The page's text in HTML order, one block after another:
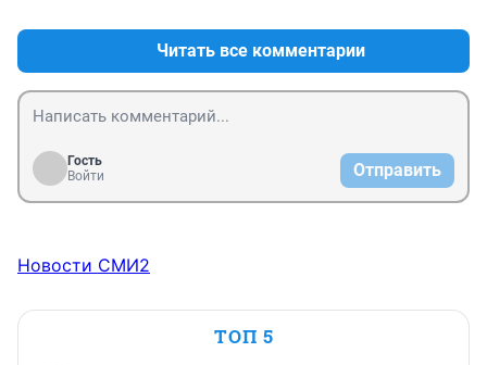
Читать все комментарии
Гость
Войти
Отправить
Новости СМИ2
ТОП 5